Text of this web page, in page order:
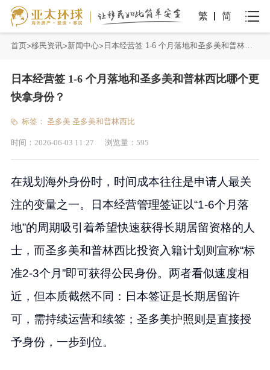
繁 简
首页 移民资讯 新闻中心 日本经营签 1-6 个月落地和圣多美和普林西比哪个更快拿身份？
日本经营签 1-6 个月落地和圣多美和普林西比哪个更
快拿身份？
标签： 圣多美 圣多美和普林西比
时间： 2026-06-03 11:27 浏览量： 595
在规划海外身份时，时间成本往往是申请人最关
注的变量之一。日本经营管理签证以“1-6个月落
地”的周期吸引着希望快速获得长期居留资格的人
士，而圣多美和普林西比投资入籍计划则宣称“标
准2-3个月”即可获得公民身份。两者看似速度相
近，但本质截然不同：日本签证是长期居留许
可，需持续运营和续签；圣多美护照则是直接授
予身份，一步到位。